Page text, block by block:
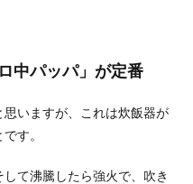
中パッパ」が定番
いますが、これは炊飯器が
す。
て沸騰したら強火で、吹き